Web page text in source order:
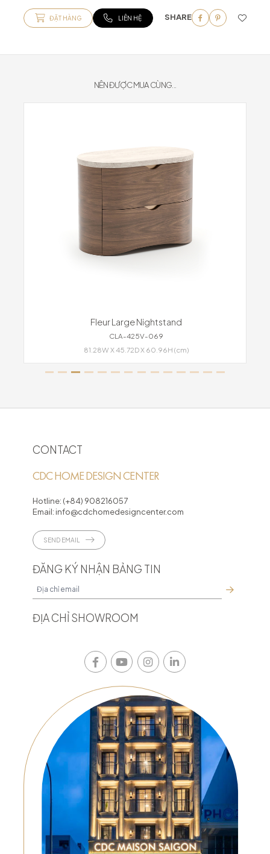
ĐẶT HÀNG LIÊN HỆ SHARE
NÊN ĐƯỢC MUA CÙNG...
Fleur Large Nightstand
CLA-425V-069
81.28W X 45.72D X 60.96H (cm)
CONTACT
CDC HOME DESIGN CENTER
Hotline: (+84) 908216057
Email: info@cdchomedesigncenter.com
SEND EMAIL
ĐĂNG KÝ NHẬN BẢNG TIN
ĐỊA CHỈ SHOWROOM